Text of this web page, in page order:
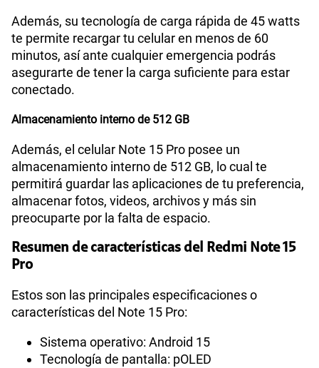
Además, su tecnología de carga rápida de 45 watts
te permite recargar tu celular en menos de 60
minutos, así ante cualquier emergencia podrás
asegurarte de tener la carga suficiente para estar
conectado.
Almacenamiento interno de 512 GB
Además, el celular Note 15 Pro posee un
almacenamiento interno de 512 GB, lo cual te
permitirá guardar las aplicaciones de tu preferencia,
almacenar fotos, videos, archivos y más sin
preocuparte por la falta de espacio.
Resumen de características del Redmi Note 15
Pro
Estos son las principales especificaciones o
características del Note 15 Pro:
Sistema operativo: Android 15
Tecnología de pantalla: pOLED